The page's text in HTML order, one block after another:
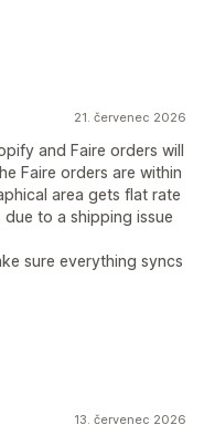
21. červenec 2026
and Faire orders will
Faire orders are within
area gets flat rate
to a shipping issue
sure everything syncs
13. červenec 2026